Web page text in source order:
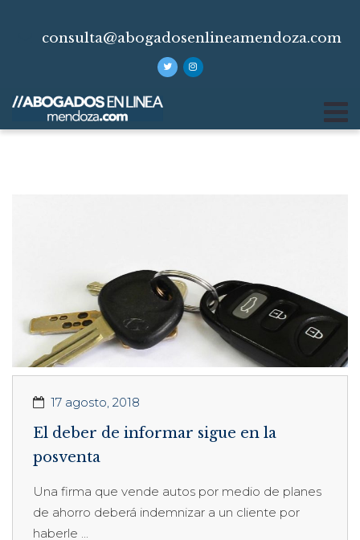
consulta@abogadosenlineamendoza.com
17 agosto, 2018
El deber de informar sigue en la
posventa
Una firma que vende autos por medio de planes
de ahorro deberá indemnizar a un cliente por
haberle ...